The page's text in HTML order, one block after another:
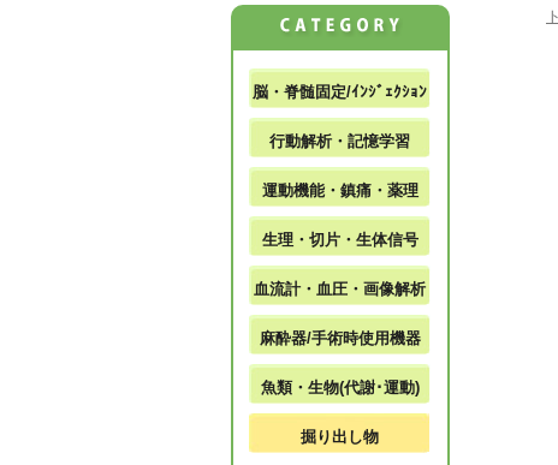
脳・脊髄固定/ｲﾝｼﾞｪｸｼｮﾝ
行動解析・記憶学習
運動機能・鎮痛・薬理
生理・切片・生体信号
血流計・血圧・画像解析
麻酔器/手術時使用機器
魚類・生物(代謝･運動)
掘り出し物